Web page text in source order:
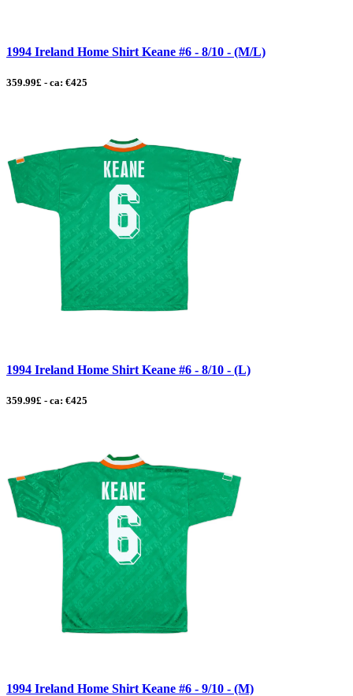
1994 Ireland Home Shirt Keane #6 - 8/10 - (M/L)
359.99£ - ca: €425
1994 Ireland Home Shirt Keane #6 - 8/10 - (L)
359.99£ - ca: €425
1994 Ireland Home Shirt Keane #6 - 9/10 - (M)